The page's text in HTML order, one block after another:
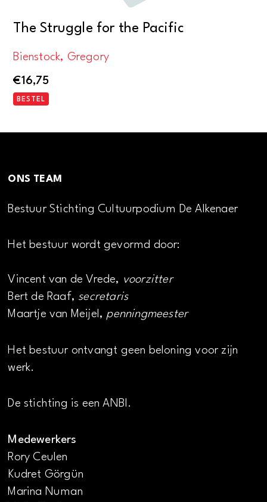
The Struggle for the Pacific
Bienstock, Gregory
€16,75
BESTEL
ONS TEAM
Bestuur Stichting Cultuurpodium De Alkenaer
Het bestuur wordt gevormd door:
Vincent van de Vrede, voorzitter
Bert de Raaf, secretaris
Maartje van Meijel, penningmeester
Het bestuur ontvangt geen beloning voor zijn
werk.
De stichting is een ANBI.
Medewerkers
Rory Ceulen
Kudret Görgün
Marina Numan